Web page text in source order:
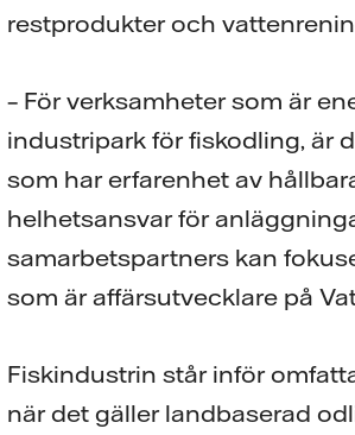
restprodukter och
– För verksamheter som är
industripark för fiskodling, är
som har erfarenhet av
helhetsansvar för
samarbetspartners kan
som är affärsutvecklare på
Fiskindustrin står inför
när det gäller landbaserad